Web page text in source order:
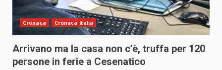
Cronaca Cronaca Italia
Arrivano ma la casa non c’è, truffa per 120
persone in ferie a Cesenatico